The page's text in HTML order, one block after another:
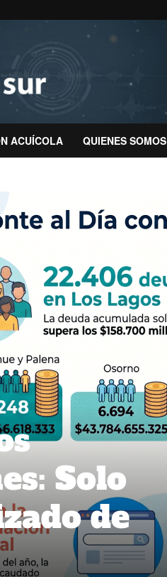
ACUÍCOLA QUIENES SOMOS
Solo
de